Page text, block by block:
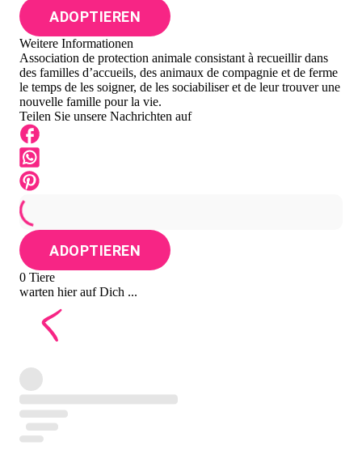
ADOPTIEREN
Weitere Informationen
Association de protection animale consistant à recueillir dans
des familles d’accueils, des animaux de compagnie et de ferme
le temps de les soigner, de les sociabiliser et de leur trouver une
nouvelle famille pour la vie.
Teilen Sie unsere Nachrichten auf
ADOPTIEREN
0 Tiere
warten hier auf Dich ...